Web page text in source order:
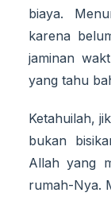
biaya.
karena
jaminan
yang tahu
Ketahuilah,
bukan
Allah yang
rumah-Nya.